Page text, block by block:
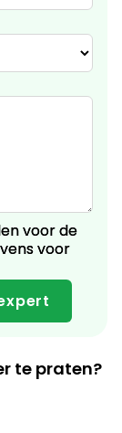
voor de
voor
te praten?